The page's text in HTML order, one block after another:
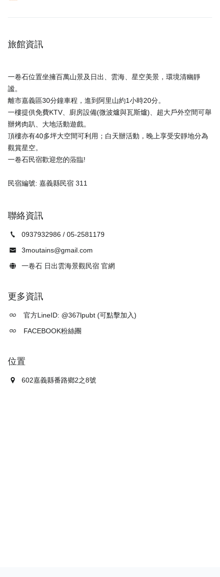
旅館資訊
一卷石位置坐擁百萬山景及日出、雲海、星空美景，環境清幽靜
謐。
離市嘉義區30分鐘車程，進到阿里山約1小時20分。
一樓提供免費KTV、廚房設備(微波爐與瓦斯爐)、超大戶外空間可舉
辦烤肉趴、大地活動遊戲。
頂樓亦有40多坪大空間可利用；白天辦活動，晚上享受安靜地分為
觀賞星空。
一卷石民宿歡迎您的蒞臨!
聯絡資訊
0937932986 / 05-2581179
3moutains@gmail.com
一卷石 日出雲海景觀民宿 官網
更多資訊
官方LineID: @367lpubt (可點擊加入)
FACEBOOK粉絲團
位置
602嘉義縣番路鄉2之8號